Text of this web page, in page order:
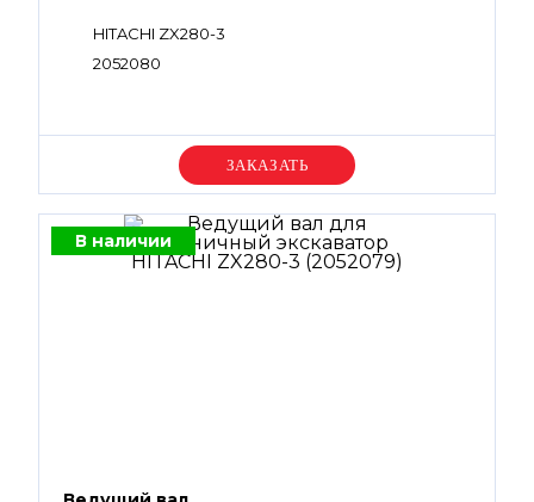
HITACHI ZX280-3
2052080
Уточняйте цену
В наличии